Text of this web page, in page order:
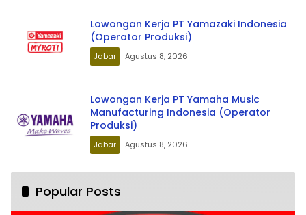
Lowongan Kerja PT Yamazaki Indonesia
(Operator Produksi)
Jabar Agustus 8, 2026
Lowongan Kerja PT Yamaha Music
Manufacturing Indonesia (Operator
Produksi)
Jabar Agustus 8, 2026
Popular Posts